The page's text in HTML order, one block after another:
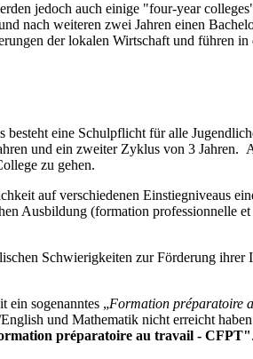
jedoch auch einige "four-year
nach weiteren zwei Jahren einen
der lokalen Wirtschaft und führen
eine Schulpflicht für alle
und ein zweiter Zyklus von 3 Jahren.
zu gehen.
auf verschiedenen Einstiegniveaus
Ausbildung (formation professionnelle et
Schwierigkeiten zur Förderung
ein sogenanntes „Formation préparatoire
und Mathematik nicht erreicht
préparatoire au travail - CFPT"